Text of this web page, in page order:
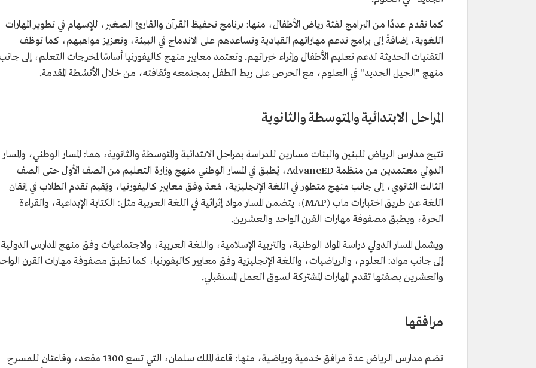
كما تقدم عددًا من البرامج لفئة رياض الأطفال، منها: برنامج تحفيظ القرآن والقارئ الصغير، للإسهام في تطوير المهارات
اللغوية، إضافةً إلى برامج تدعم مهاراتهم القيادية وتساعدهم على الاندماج في البيئة، وتعزيز مواهبهم، كما توظف
التقنيات الحديثة لدعم تعليم الأطفال وإثراء خبراتهم. وتعتمد معايير منهج كاليفورنيا أساسًا لمخرجات التعلم، إلى
منهج "الجيل الجديد" في العلوم، مع الحرص على ربط الطفل بمجتمعه وثقافته، من خلال الأنشطة المقدمة.
المراحل الابتدائية والمتوسطة والثانوية
تتيح مدارس الرياض للبنين والبنات مسارين للدراسة بمراحل الابتدائية والمتوسطة والثانوية، هما: المسار الوطني، والمسار
الدولي معتمدين من منظمة AdvancED، يُطبق في المسار الوطني منهج وزارة التعليم من الصف الأول حتى الصف
الثالث الثانوي، إلى جانب منهج متطور في اللغة الإنجليزية، مُعدّ وفق معايير كاليفورنيا، ويُقيم تقدم الطلاب في إتقان
اللغة عن طريق اختبارات ماب (MAP)، يتضمن المسار مواد إثرائية في اللغة العربية مثل: الكتابة الإبداعية، والقراءة
الحرة، ويطبق مصفوفة مهارات القرن الواحد والعشرين.
ويشمل المسار الدولي دراسة المواد الوطنية، والتربية الإسلامية، واللغة العربية، والاجتماعيات وفق منهج المدارس
إلى جانب مواد: العلوم، والرياضيات، واللغة الإنجليزية وفق معايير كاليفورنيا، كما تطبق مصفوفة مهارات القرن
والعشرين بصفتها تقدم المهارات المشتركة لسوق العمل المستقبلي.
مرافقها
تضم مدارس الرياض عدة مرافق خدمية ورياضية، منها: قاعة الملك سلمان، التي تسع 1300 مقعد، وقاعتان للمسرح